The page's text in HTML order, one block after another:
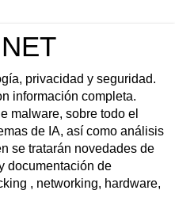
privacidad y seguridad.
información completa.
malware, sobre todo el
de IA, así como análisis
se tratarán novedades de
documentación de
, networking, hardware,